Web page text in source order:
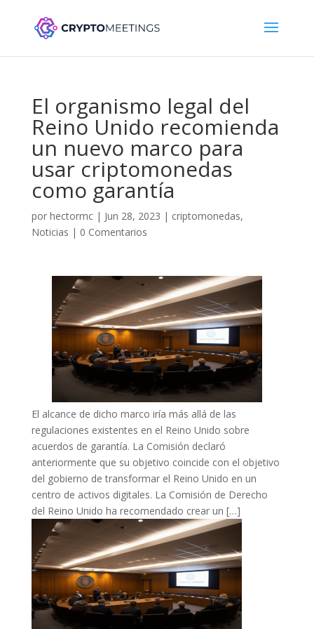
El organismo legal del
Reino Unido recomienda
un nuevo marco para
usar criptomonedas
como garantía
por hectormc| Jun 28, 2023 | criptomonedas,
Noticias | 0 Comentarios
El alcance de dicho marco iría más allá de las
regulaciones existentes en el Reino Unido sobre
acuerdos de garantía. La Comisión declaró
anteriormente que su objetivo coincide con el objetivo
del gobierno de transformar el Reino Unido en un
centro de activos digitales. La Comisión de Derecho
del Reino Unido ha recomendado crear un […]